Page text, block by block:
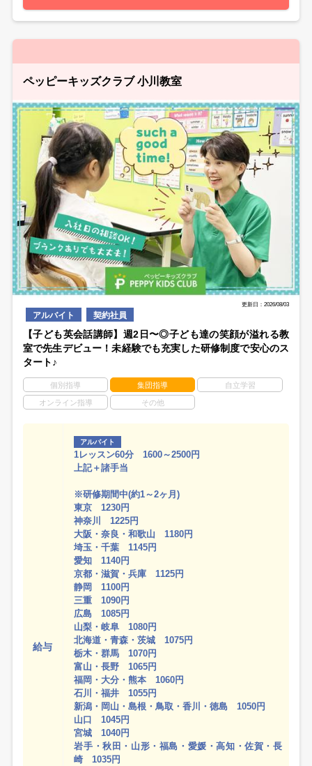
ペッピーキッズクラブ 小川教室
更新日：2026/08/03
アルバイト 契約社員
【子ども英会話講師】週2日〜◎子ども達の笑顔が溢れる教
室で先生デビュー！未経験でも充実した研修制度で安心のス
タート♪
個別指導 集団指導 自立学習
オンライン指導 その他
給与
アルバイト
1レッスン60分 1600～2500円
上記＋諸手当
※研修期間中(約1～2ヶ月)
東京 1230円
神奈川 1225円
大阪・奈良・和歌山 1180円
埼玉・千葉 1145円
愛知 1140円
京都・滋賀・兵庫 1125円
静岡 1100円
三重 1090円
広島 1085円
山梨・岐阜 1080円
北海道・青森・茨城 1075円
栃木・群馬 1070円
富山・長野 1065円
福岡・大分・熊本 1060円
石川・福井 1055円
新潟・岡山・島根・鳥取・香川・徳島 1050円
山口 1045円
宮城 1040円
岩手・秋田・山形・福島・愛媛・高知・佐賀・長
崎 1035円